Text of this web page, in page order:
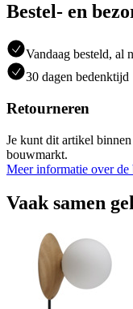
Bestel- en
Vandaag besteld, al
30 dagen bedenktijd
Retourneren
Je kunt dit artikel
bouwmarkt.
Meer informatie over de
Vaak samen